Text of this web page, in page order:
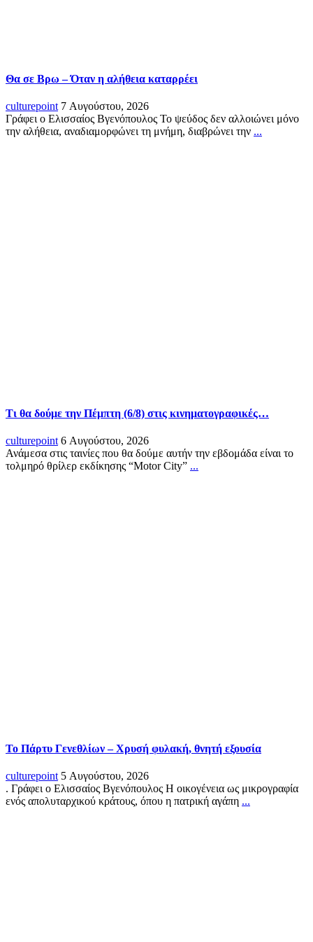
Θα σε Βρω – Όταν η αλήθεια καταρρέει
culturepoint 7 Αυγούστου, 2026
Γράφει ο Ελισσαίος Βγενόπουλος Το ψεύδος δεν αλλοιώνει μόνο
την αλήθεια, αναδιαμορφώνει τη μνήμη, διαβρώνει την ...
Τι θα δούμε την Πέμπτη (6/8) στις κινηματογραφικές…
culturepoint 6 Αυγούστου, 2026
Ανάμεσα στις ταινίες που θα δούμε αυτήν την εβδομάδα είναι το
τολμηρό θρίλερ εκδίκησης “Motor City” ...
Το Πάρτυ Γενεθλίων – Χρυσή φυλακή, θνητή εξουσία
culturepoint 5 Αυγούστου, 2026
. Γράφει ο Ελισσαίος Βγενόπουλος Η οικογένεια ως μικρογραφία
ενός απολυταρχικού κράτους, όπου η πατρική αγάπη ...